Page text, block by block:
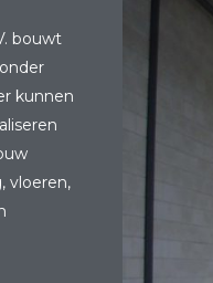
bouwt
kunnen
vloeren,